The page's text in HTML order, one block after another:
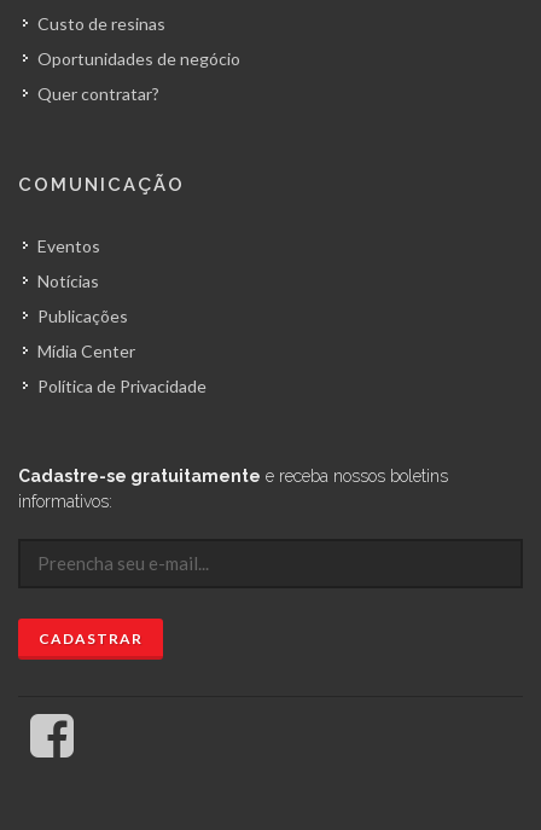
Custo de resinas
Oportunidades de negócio
Quer contratar?
COMUNICAÇÃO
Eventos
Notícias
Publicações
Mídia Center
Política de Privacidade
Cadastre-se gratuitamente e receba nossos boletins
informativos: